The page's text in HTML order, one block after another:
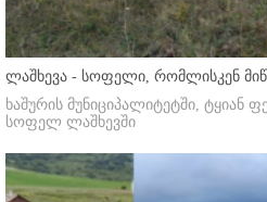
ლაშხევა - სოფელი, რომლისკენ
ხაშურის მუნიციპალიტეტში, ტყიან
სოფელ ლაშხევში